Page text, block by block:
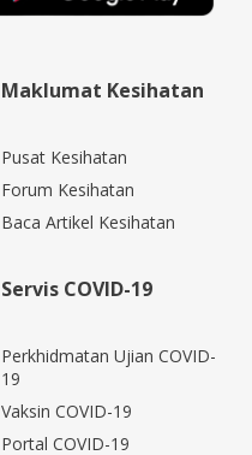
Maklumat Kesihatan
Pusat Kesihatan
Forum Kesihatan
Baca Artikel Kesihatan
Servis COVID-19
Perkhidmatan Ujian COVID-
19
Vaksin COVID-19
Portal COVID-19